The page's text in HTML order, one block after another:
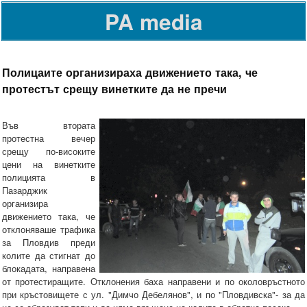
PA media
Полицаите организираха движението така, че
протестът срещу винетките да не пречи
Във втората
протестна вечер
срещу по-високите
цени на винетките
полицията в
Пазарджик
организира
движението така, че
отклоняваше трафика
за Пловдив преди
колите да стигнат до
блокадата, направена
от протестиращите. Отклонения баха направени и по околовръстното
при кръстовищете с ул. "Димчо Дебелянов", и по "Пловдивска"- за да